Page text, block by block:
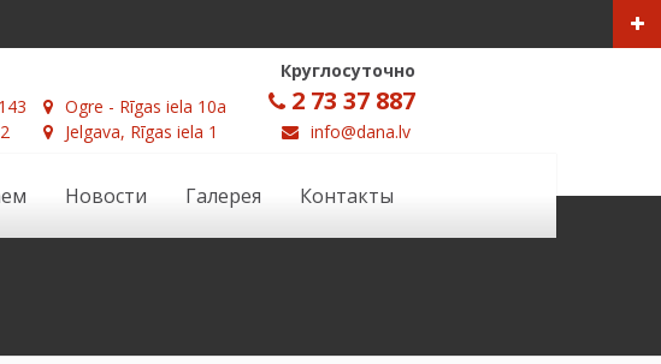
Ogre - Rīgas iela 10a
Jelgava, Rīgas iela 1
Круглосуточно
2 73 37 887
info@dana.lv
Новости Галерея Контакты